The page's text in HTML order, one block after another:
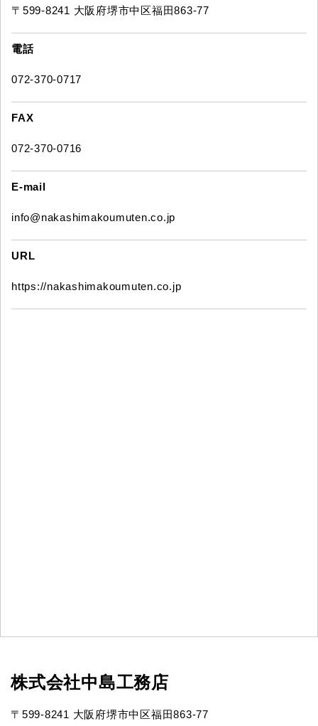
〒599-8241 大阪府堺市中区福田863-77
電話
072-370-0717
FAX
072-370-0716
E-mail
info@nakashimakoumuten.co.jp
URL
https://nakashimakoumuten.co.jp
株式会社中島工務店
〒599-8241 大阪府堺市中区福田863-77